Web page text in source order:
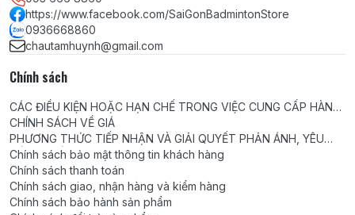
https://www.facebook.com/SaiGonBadmintonStore
0936668860
chautamhuynh@gmail.com
Chính sách
CÁC ĐIỀU KIỆN HOẶC HẠN CHẾ TRONG VIỆC CUNG CẤP HÀNG
HÓA, DỊCH VỤ
CHÍNH SÁCH VỀ GIÁ
PHƯƠNG THỨC TIẾP NHẬN VÀ GIẢI QUYẾT PHẢN ÁNH, YÊU
CẦU, KHIẾU NẠI
Chính sách bảo mật thông tin khách hàng
Chính sách thanh toán
Chính sách giao, nhận hàng và kiểm hàng
Chính sách bảo hành sản phẩm